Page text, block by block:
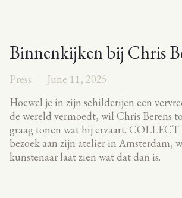
Binnenkijken bij Chris
Press
June 11, 2025
Hoewel je in zijn schilderijen een
de wereld vermoedt, wil Chris Berens
graag tonen wat hij ervaart. COLLECT
bezoek aan zijn atelier in Amsterdam,
kunstenaar laat zien wat dat dan is.